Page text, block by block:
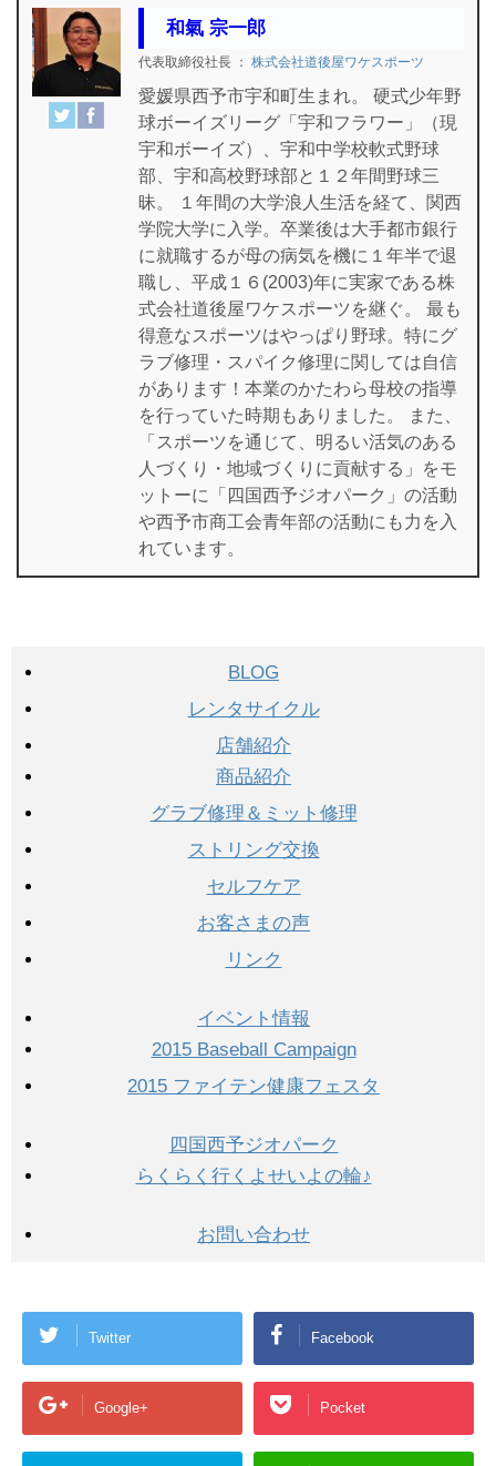
和氣 宗一郎
代表取締役社長 ： 株式会社道後屋ワケスポーツ
愛媛県西予市宇和町生まれ。 硬式少年野
球ボーイズリーグ「宇和フラワー」（現
宇和ボーイズ）、宇和中学校軟式野球
部、宇和高校野球部と１２年間野球三
昧。 １年間の大学浪人生活を経て、関西
学院大学に入学。卒業後は大手都市銀行
に就職するが母の病気を機に１年半で退
職し、平成１６(2003)年に実家である株
式会社道後屋ワケスポーツを継ぐ。 最も
得意なスポーツはやっぱり野球。特にグ
ラブ修理・スパイク修理に関しては自信
があります！本業のかたわら母校の指導
を行っていた時期もありました。 また、
「スポーツを通じて、明るい活気のある
人づくり・地域づくりに貢献する」をモ
ットーに「四国西予ジオパーク」の活動
や西予市商工会青年部の活動にも力を入
れています。
BLOG
レンタサイクル
店舗紹介
商品紹介
グラブ修理＆ミット修理
ストリング交換
セルフケア
お客さまの声
リンク
イベント情報
2015 Baseball Campaign
2015 ファイテン健康フェスタ
四国西予ジオパーク
らくらく行くよせいよの輪♪
お問い合わせ
Twitter Facebook
Google+ Pocket